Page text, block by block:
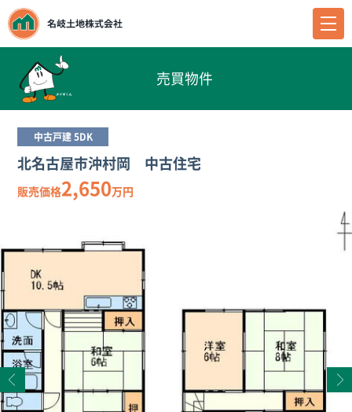
売買物件
中古戸建 5DK
北名古屋市沖村岡 中古住宅
販売価格2,650万円